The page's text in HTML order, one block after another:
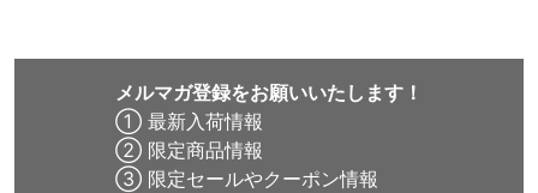
メルマガ登録をお願いいたします！
① 最新入荷情報
② 限定商品情報
③ 限定セールやクーポン情報